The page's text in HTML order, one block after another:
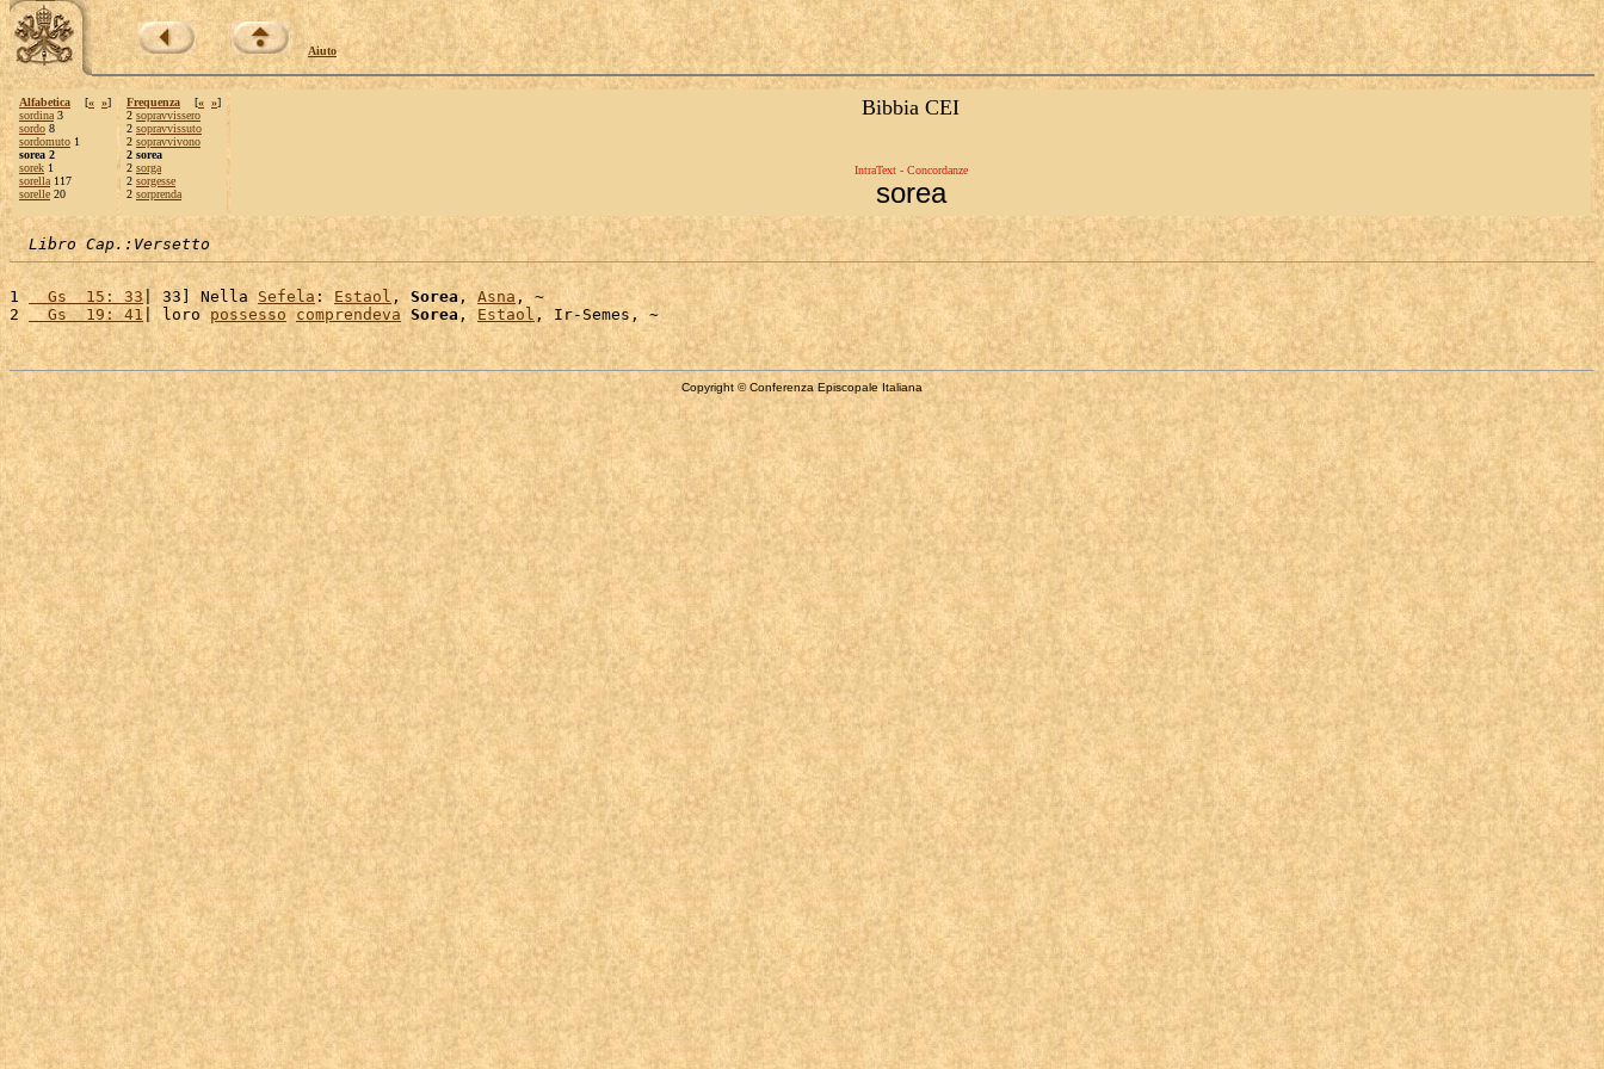
Aiuto
Alfabetica [« »]
sordina 3
sordo 8
sordomuto 1
sorea 2
sorek 1
sorella 117
sorelle 20
Frequenza [« »]
2 sopravvissero
2 sopravvissuto
2 sopravvivono
2 sorea
2 sorga
2 sorgesse
2 sorprenda
Bibbia CEI
IntraText - Concordanze
sorea
Libro Cap.:Versetto
1
  Gs  15: 33
| 33] Nella Sefela : Estaol , Sorea , Asna , ~
2
  Gs  19: 41
| loro possesso comprendeva Sorea , Estaol
Copyright © Conferenza Episcopale Italiana